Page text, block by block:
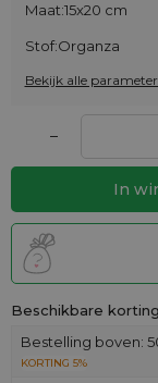
Maat:15x20 cm
Stof:Organza
Bekijk alle
–
In
Beschikbare
Bestelling boven:
KORTING 5%